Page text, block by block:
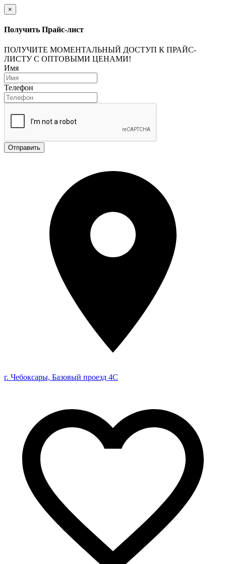
×
Получить Прайс-лист
ПОЛУЧИТЕ МОМЕНТАЛЬНЫЙ ДОСТУП К ПРАЙС-
ЛИСТУ С ОПТОВЫМИ ЦЕНАМИ!
Имя
Телефон
Отправить
г. Чебоксары, Базовый проезд 4С